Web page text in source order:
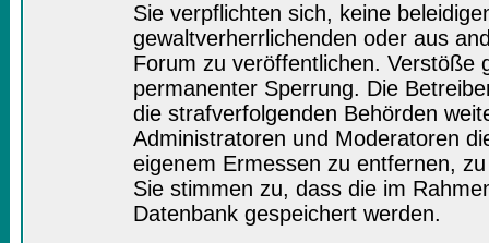
Sie verpflichten sich, keine
gewaltverherrlichenden oder aus
Forum zu veröffentlichen. Verstöße
permanenter Sperrung. Die
die strafverfolgenden Behörden
Administratoren und Moderatoren
eigenem Ermessen zu entfernen,
Sie stimmen zu, dass die im
Datenbank gespeichert werden.